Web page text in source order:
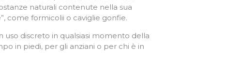
naturali contenute nella sua
come formicolii o caviglie gonfie.
uso discreto in qualsiasi momento della
in piedi, per gli anziani o per chi è in